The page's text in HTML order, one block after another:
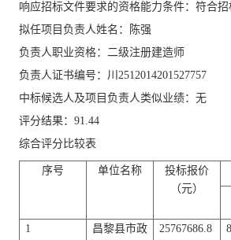
响应招标文件要求的资格能力条件：符合
拟任项目负责人姓名：陈强
负责人职业资格：二级注册建造师
负责人证书编号：川 2512014201527757
中标候选人及项目负责人类似业绩：无
评分结果： 91.44
综合评分比较表
序号 单位名称
投标报价
（元）
1
昌黎县市政
25767686.8